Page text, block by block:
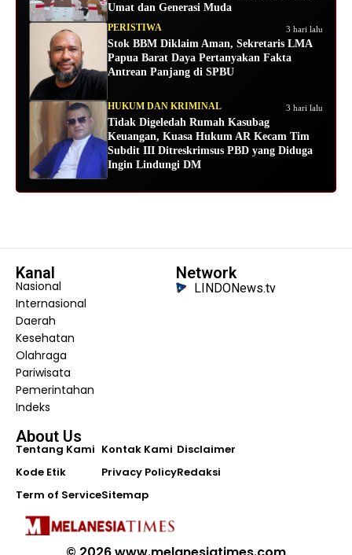
Umat dan Generasi Muda
PERISTIWA 3 hari lalu
Stok BBM Diklaim Aman, Sekretaris LMA
Papua Barat Daya Pertanyakan Fakta
Antrean Panjang di SPBU
HUKUM DAN KRIMINAL 3 hari lalu
Tidak Digeledah Rumah Kasubag
Keuangan, Kuasa Hukum AR Kecam Tim
Subdit III Ditreskrimsus PBD yang Diduga
Ingin Lindungi DM
Kanal
Nasional
Internasional
Daerah
Kesehatan
Olahraga
Pariwisata
Pemerintahan
Indeks
Network
LINDONews.tv
About Us
Tentang Kami
Kode Etik
Term of Service
Kontak Kami
Privacy Policy
Sitemap
Disclaimer
Redaksi